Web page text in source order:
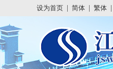
设为首页 简体 繁体